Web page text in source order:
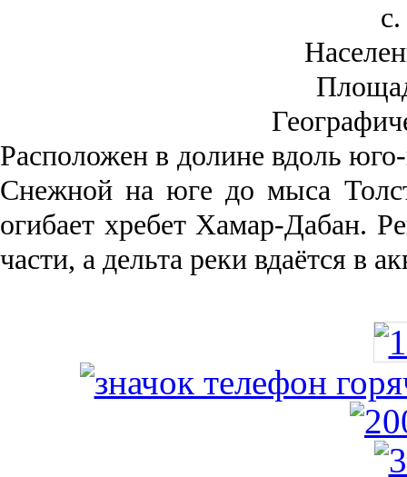
Рас­положен в долине вдоль
Снежной на юге до мыса
огибает хребет Хамар-Дабан.
части, а дельта реки вда­ётся в